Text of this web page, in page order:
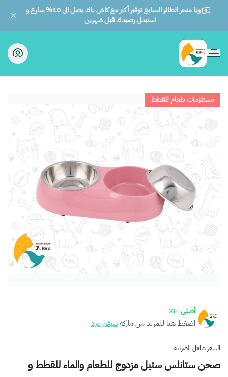
ويا متجر الطائر السابع توفير أكبر مع كاش باك يصل الى 10% سارع و
استبدل رصيدك قبل شهرين
الطائر السابع للحيوانات
مستلزمات طعام للقطط
أصلى ١٠٠٪
اضغط هنا للمزيد من ماركةسيفن بيرد
السعر شامل الضريبة
صحن ستانلس ستيل مزدوج للطعام والماء للقطط و